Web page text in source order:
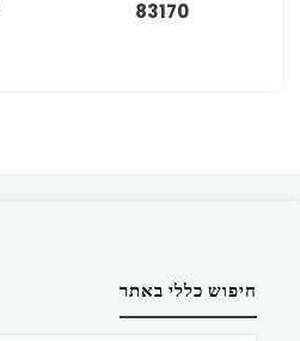
83170
חיפוש כללי באתר